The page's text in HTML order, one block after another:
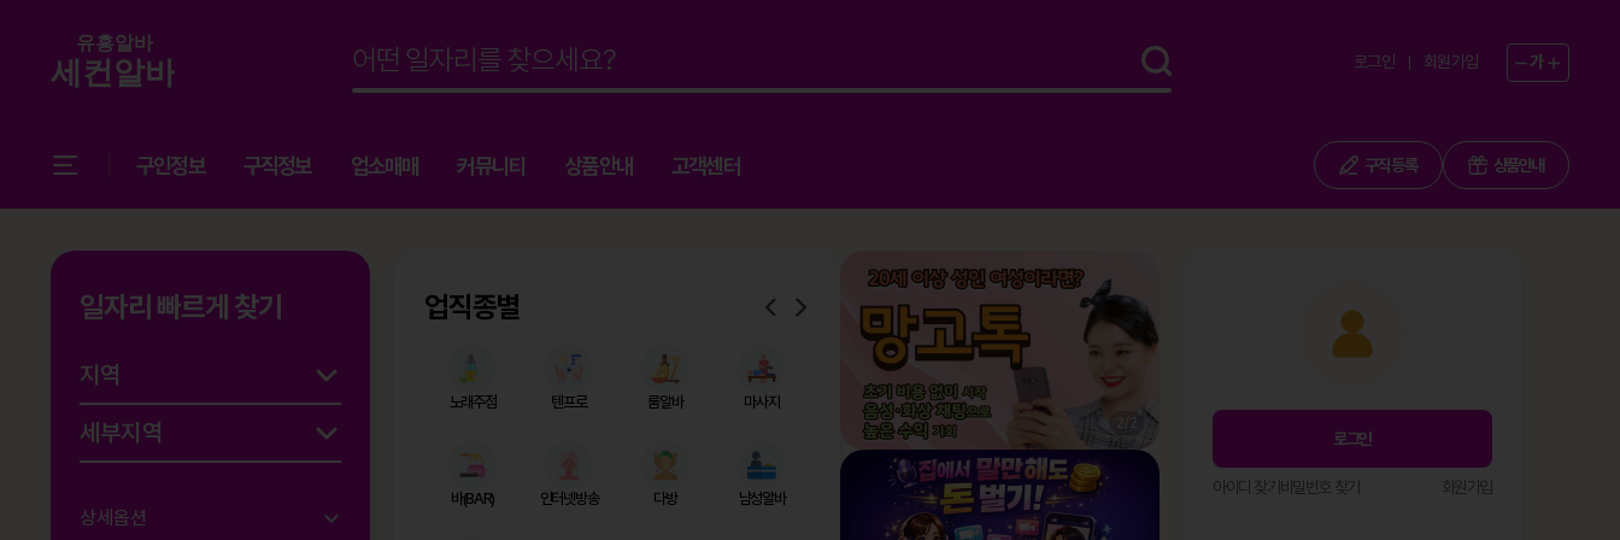
로그인 회원가입 가
구인정보 구직정보 업소매매 커뮤니티 상품안내 고객센터 구직 등록 상품안내
일자리 빠르게 찾기
상세옵션
업직종별
노래주점 텐프로 룸알바 마사지
바(BAR) 인터넷방송 다방 남성알바
2
로그인
아이디 찾기 비밀번호 찾기 회원가입